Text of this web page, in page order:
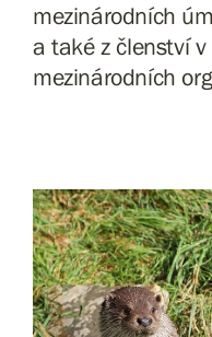
mezinárodních
a také z členství
mezinárodních